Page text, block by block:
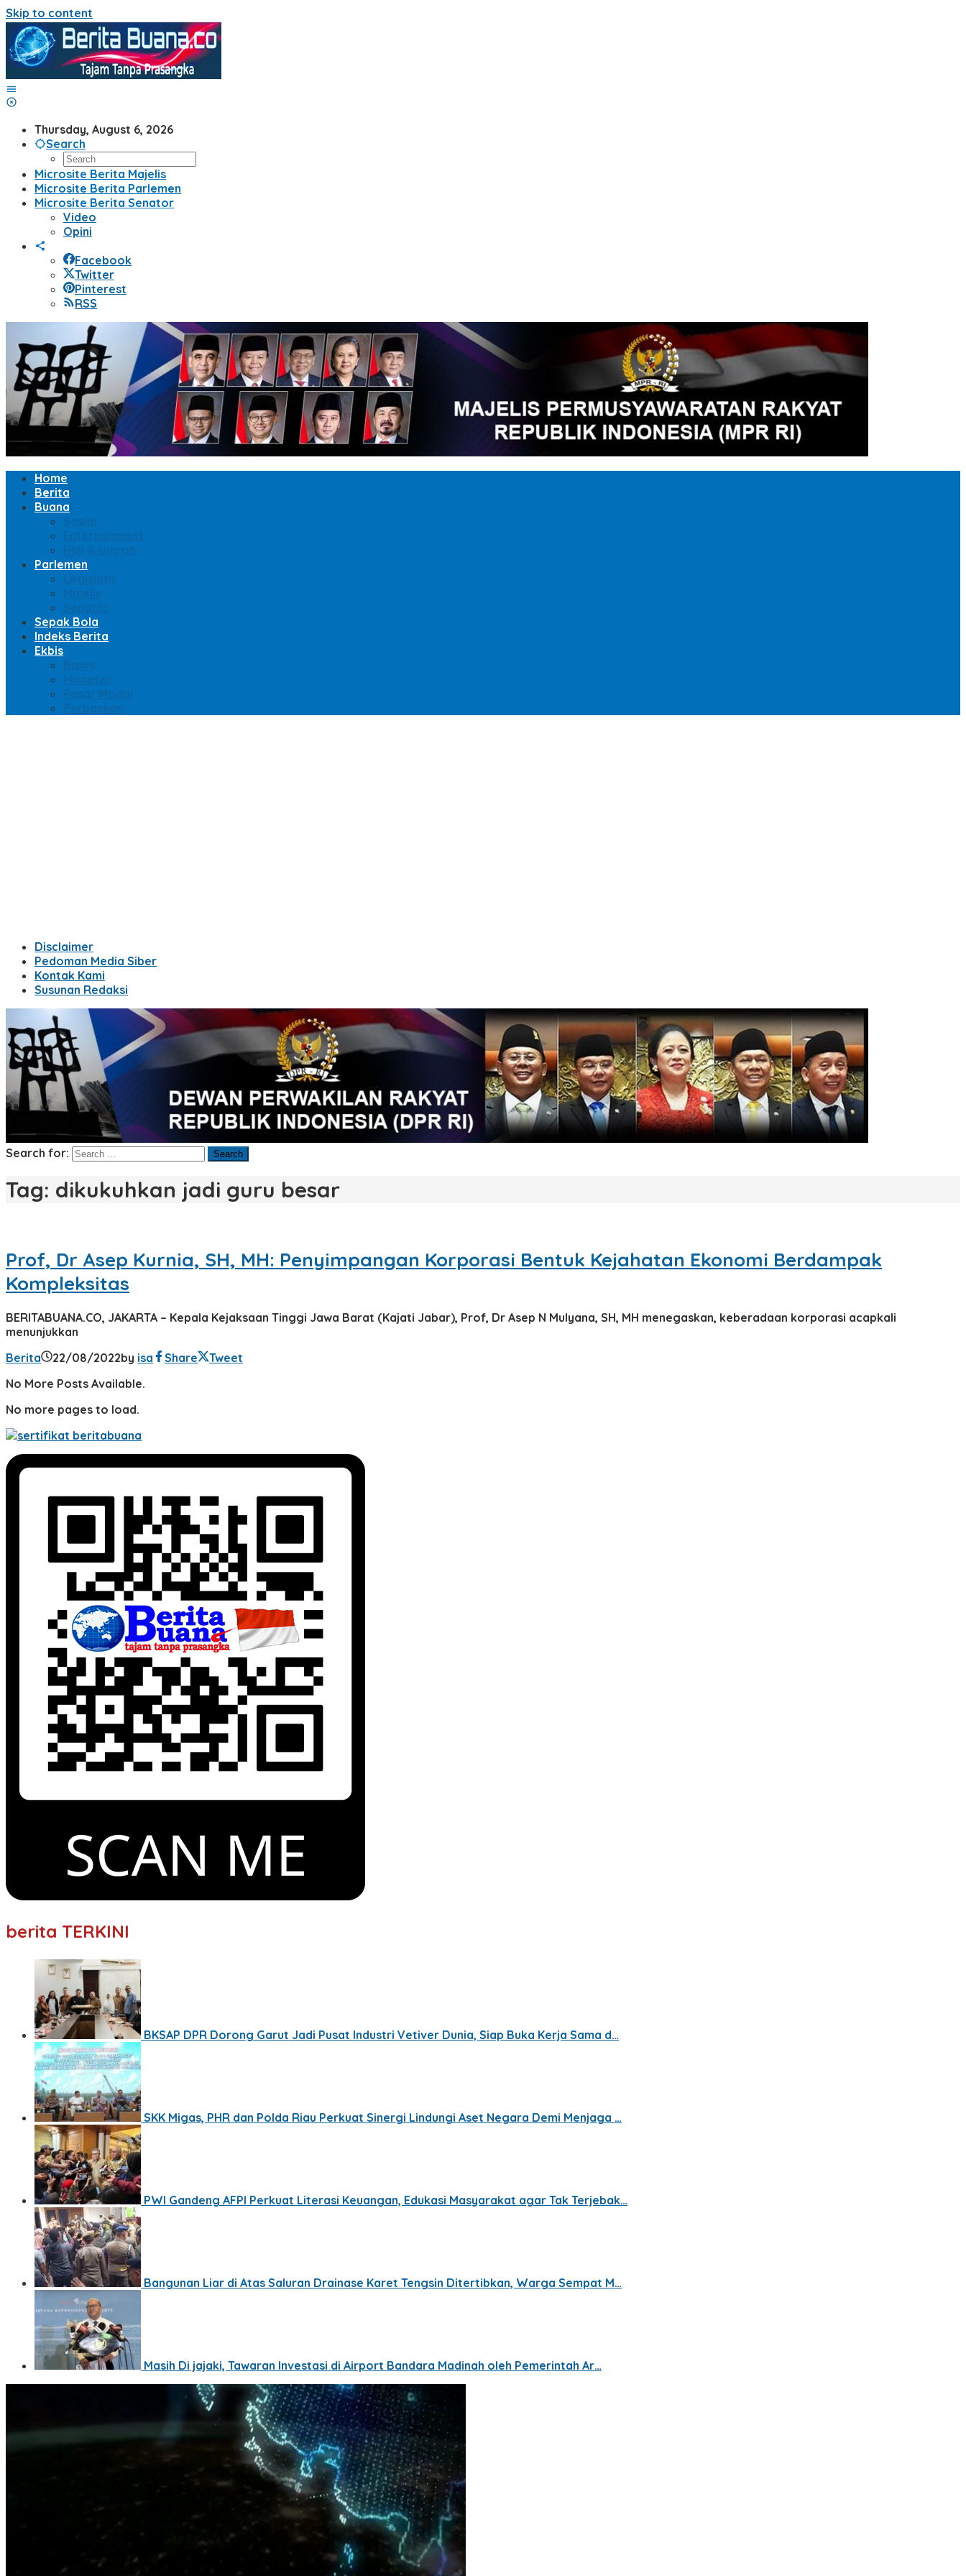
Skip to content
Thursday, August 6, 2026
Search
Microsite Berita Majelis
Microsite Berita Parlemen
Microsite Berita Senator
Video
Opini
Facebook
Twitter
Pinterest
RSS
Home
Berita
Buana
Sosial
Entertainment
Haji & Umroh
Parlemen
Legislatif
Majelis
Senator
Sepak Bola
Indeks Berita
Ekbis
Bisnis
Moneter
Pasar Modal
Perbankan
Disclaimer
Pedoman Media Siber
Kontak Kami
Susunan Redaksi
Search for:
Tag: dikukuhkan jadi guru besar
Prof, Dr Asep Kurnia, SH, MH: Penyimpangan Korporasi Bentuk Kejahatan Ekonomi Berdampak
Kompleksitas
BERITABUANA.CO, JAKARTA – Kepala Kejaksaan Tinggi Jawa Barat (Kajati Jabar), Prof, Dr Asep N Mulyana, SH, MH menegaskan, keberadaan korporasi acapkali
menunjukkan
Berita
22/08/2022by isa Share
Tweet
No More Posts Available.
No more pages to load.
berita TERKINI
BKSAP DPR Dorong Garut Jadi Pusat Industri Vetiver Dunia, Siap Buka Kerja Sama d…
SKK Migas, PHR dan Polda Riau Perkuat Sinergi Lindungi Aset Negara Demi Menjaga …
PWI Gandeng AFPI Perkuat Literasi Keuangan, Edukasi Masyarakat agar Tak Terjebak…
Bangunan Liar di Atas Saluran Drainase Karet Tengsin Ditertibkan, Warga Sempat M…
Masih Di jajaki, Tawaran Investasi di Airport Bandara Madinah oleh Pemerintah Ar…